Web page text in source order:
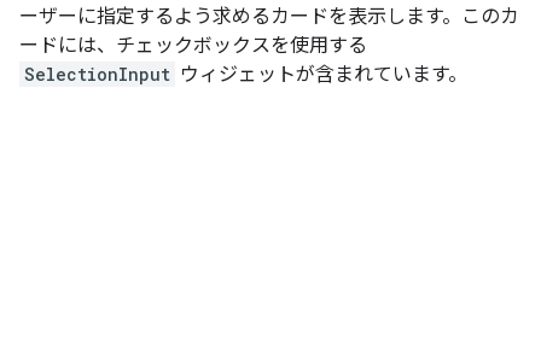
ーザーに指定するよう求めるカードを表示します。このカ
ードには、チェックボックスを使用する
SelectionInput ウィジェットが含まれています。